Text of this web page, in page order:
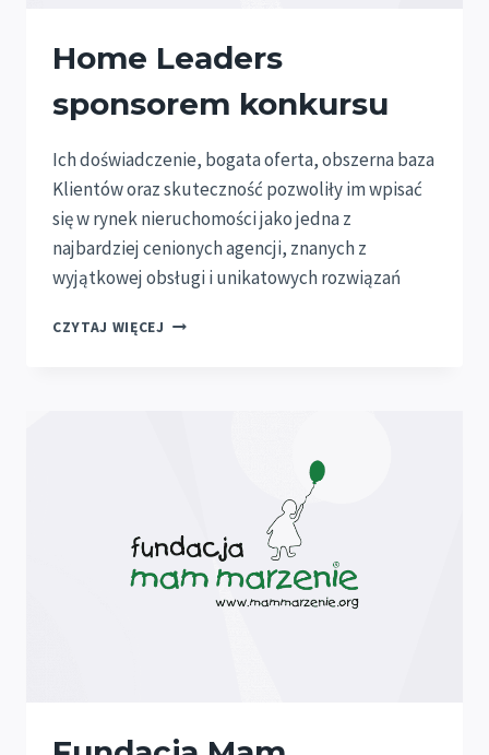
Home Leaders
sponsorem konkursu
Ich doświadczenie, bogata oferta, obszerna baza
Klientów oraz skuteczność pozwoliły im wpisać
się w rynek nieruchomości jako jedna z
najbardziej cenionych agencji, znanych z
wyjątkowej obsługi i unikatowych rozwiązań
CZYTAJ WIĘCEJ HOME